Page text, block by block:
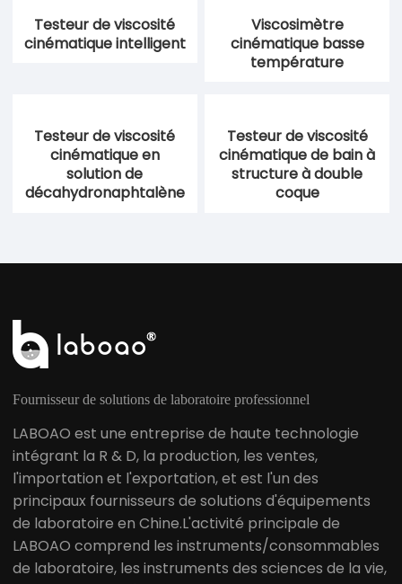
Testeur de viscosité
cinématique intelligent
Viscosimètre
cinématique basse
température
solution de
décahydronaphtalène
Testeur de viscosité
cinématique de bain à
structure à double
coque
Fournisseur de solutions de laboratoire professionnel